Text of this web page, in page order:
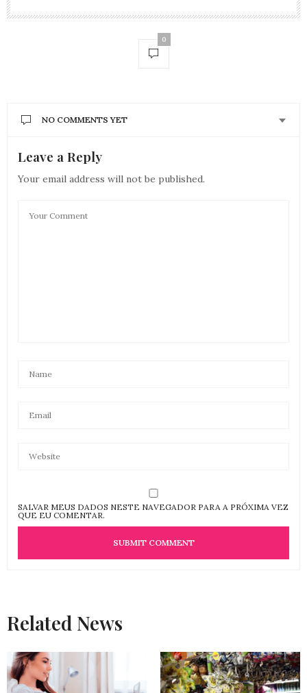
0
NO COMMENTS YET
Leave a Reply
Your email address will not be published.
SALVAR MEUS DADOS NESTE NAVEGADOR PARA A PRÓXIMA VEZ
QUE EU COMENTAR.
Related News